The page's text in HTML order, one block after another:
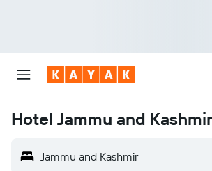
Hotel Jammu and Kashmir
Jammu and Kashmir